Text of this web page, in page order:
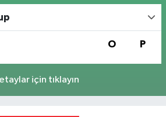
O P
için tıklayın